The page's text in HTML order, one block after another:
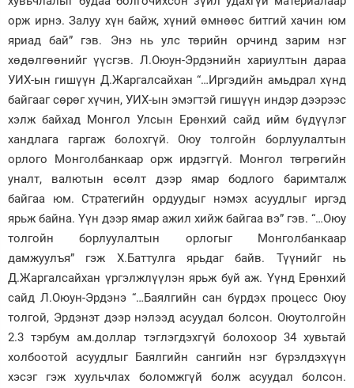
орж ирнэ. Залуу хүн байж, хүний өмнөөс битгий хачин юм
яриад бай” гэв. Энэ нь улс төрийн орчинд зарим нэг
хөдөлгөөнийг үүсгэв. Л.Оюун-Эрдэнийн хариултын дараа
УИХ-ын гишүүн Д.Жаргалсайхан “…Иргэдийн амьдрал хүнд
байгааг сөрөг хүчин, УИХ-ын эмэгтэй гишүүн индэр дээрээс
хэлж байхад Монгол Улсын Ерөнхий сайд ийм бүдүүлэг
хандлага гаргаж болохгүй. Оюу толгойн борлуулалтын
орлого Монголбанкаар орж ирдэггүй. Монгол төгрөгийн
уналт, валютын өсөлт дээр ямар бодлого баримталж
байгаа юм. Стратегийн ордуудыг нэмэх асуудлыг иргэд
ярьж байна. Үүн дээр ямар ажил хийж байгаа вэ” гэв. “…Оюу
толгойн борлуулалтын орлогыг Монголбанкаар
дамжуулъя” гэж Х.Баттулга ярьдаг байв. Түүнийг нь
Д.Жаргалсайхан үргэлжлүүлэн ярьж буй аж. Үүнд Ерөнхий
сайд Л.Оюун-Эрдэнэ “…Баялгийн сан бүрдэх процесс Оюу
толгой, Эрдэнэт дээр нэлээд асуудал болсон. Оюутолгойн
2.3 тэрбум ам.доллар тэглэгдэхгүй болохоор 34 хувьтай
холбоотой асуудлыг Баялгийн сангийн нэг бүрэлдэхүүн
хэсэг гэж хуульчлах боломжгүй болж асуудал болсон.